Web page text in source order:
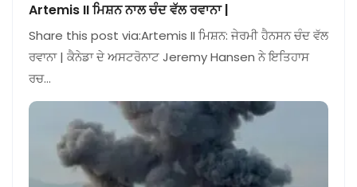
Artemis II ਮਿਸ਼ਨ ਨਾਲ ਚੰਦ ਵੱਲ ਰਵਾਨਾ |
Share this post via:Artemis II ਮਿਸ਼ਨ: ਜੇਰਮੀ ਹੈਨਸਨ ਚੰਦ ਵੱਲ
ਰਵਾਨਾ | ਕੈਨੇਡਾ ਦੇ ਅਸਟਰੋਨਾਟ Jeremy Hansen ਨੇ ਇਤਿਹਾਸ
ਰਚ…